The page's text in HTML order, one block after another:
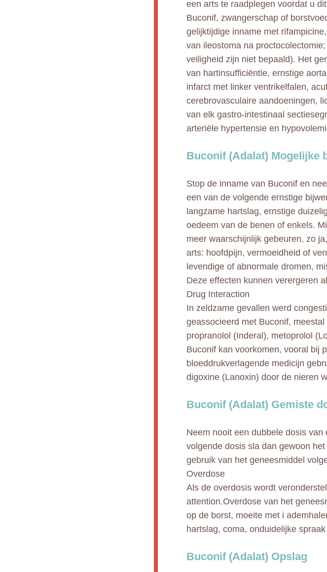
een arts te raadplegen voordat u
Buconif, zwangerschap of
gelijktijdige inname met
van ileostoma na
veiligheid zijn niet bepaald). Het
van hartinsufficiëntie, ernstige
infarct met linker ventrikelfalen,
cerebrovasculaire aandoeningen,
van elk gastro-intestinaal
arteriële hypertensie en
Buconif (Adalat) Mogelijke
Stop de inname van Buconif en
een van de volgende ernstige
langzame hartslag, ernstige
oedeem van de benen of enkels.
meer waarschijnlijk gebeuren, zo
arts: hoofdpijn, vermoeidheid of
levendige of abnormale dromen,
Deze effecten kunnen verergeren
Drug Interaction
In zeldzame gevallen werd
geassocieerd met Buconif,
propranolol (Inderal), metoprolol
Buconif kan voorkomen, vooral bij
bloeddrukverlagende medicijn
digoxine (Lanoxin) door de nieren
Buconif (Adalat) Gemiste
Neem nooit een dubbele dosis
volgende dosis sla dan gewoon
gebruik van het geneesmiddel
Overdose
Als de overdosis wordt
attention.Overdose van het
op de borst, moeite met i
hartslag, coma, onduidelijke
Buconif (Adalat) Opslag